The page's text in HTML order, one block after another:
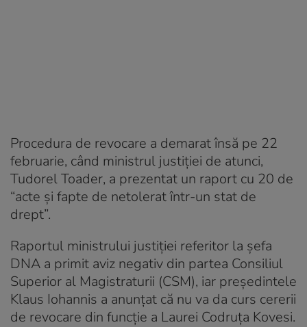
Procedura de revocare a demarat însă pe 22
februarie, când ministrul justiției de atunci,
Tudorel Toader, a prezentat un raport cu 20 de
“acte și fapte de netolerat într-un stat de
drept”.
Raportul ministrului justiției referitor la șefa
DNA a primit aviz negativ din partea Consiliul
Superior al Magistraturii (CSM), iar președintele
Klaus Iohannis a anunțat că nu va da curs cererii
de revocare din funcție a Laurei Codruța Kovesi.